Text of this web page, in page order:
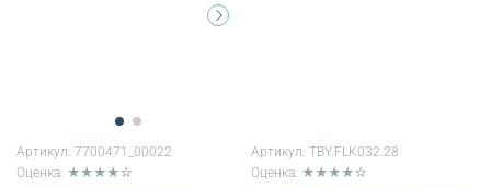
Артикул: 7700471_00022
Оценка: ★★★★☆
Артикул: TBY.FLK032.28
Оценка: ★★★★☆